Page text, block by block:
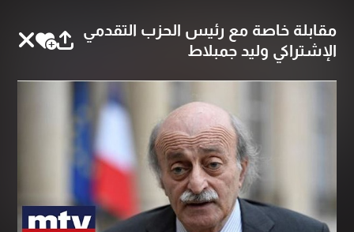
مقابلة خاصة مع رئيس الحزب التقدمي
الإشتراكي وليد جمبلاط